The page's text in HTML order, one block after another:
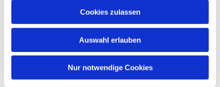
Cookies zulassen
Auswahl erlauben
Nur notwendige Cookies